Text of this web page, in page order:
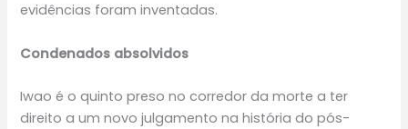
evidências foram inventadas.
Condenados absolvidos
Iwao é o quinto preso no corredor da morte a ter
direito a um novo julgamento na história do pós-